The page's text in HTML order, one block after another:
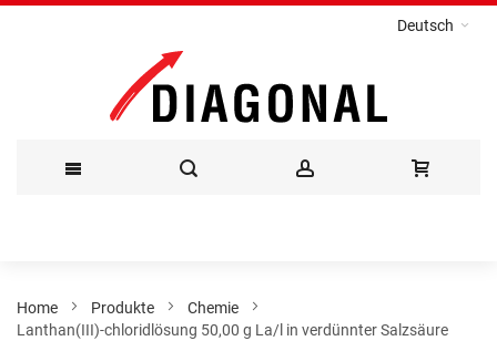
Deutsch
Inhalt
Home Produkte
Chemie
Lanthan(III)-chloridlösung 50,00 g La/l in verdünnter Salzsäure